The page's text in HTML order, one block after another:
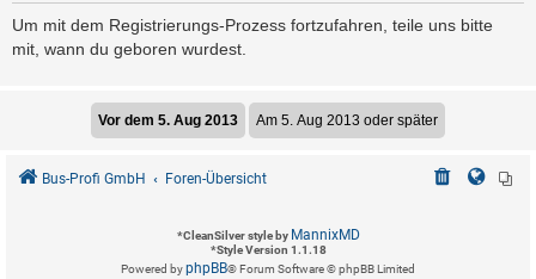
Um mit dem Registrierungs-Prozess fortzufahren, teile uns bitte
mit, wann du geboren wurdest.
Bus-Profi GmbH Foren-Übersicht
*CleanSilver style by MannixMD
*Style Version 1.1.18
Powered byphpBB® Forum Software © phpBB Limited